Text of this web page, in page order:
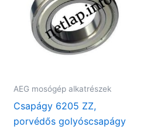
AEG mosógép alkatrészek
Csapágy 6205 ZZ,
porvédős golyóscsapágy